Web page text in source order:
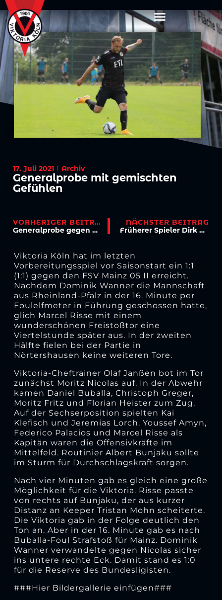
17. Juli 2021 Archiv
Generalprobe mit gemischten
Gefühlen
VORHERIGER BEITRAG
Generalprobe gegen den FSV Mainz 05 II
NÄCHSTER BEITRAG
Früherer Spieler Dirk Kaspers ist tot
Viktoria Köln hat im letzten
Vorbereitungsspiel vor Saisonstart ein 1:1
(1:1) gegen den FSV Mainz 05 II erreicht.
Nachdem Dominik Wanner die Mannschaft
aus Rheinland-Pfalz in der 16. Minute per
Foulelfmeter in Führung geschossen hatte,
glich Marcel Risse mit einem
wunderschönen Freistoßtor eine
Viertelstunde später aus. In der zweiten
Hälfte fielen bei der Partie in
Nörtershausen keine weiteren Tore.
Viktoria-Cheftrainer Olaf Janßen bot im Tor
zunächst Moritz Nicolas auf. In der Abwehr
kamen Daniel Buballa, Christoph Greger,
Moritz Fritz und Florian Heister zum Zug.
Auf der Sechserposition spielten Kai
Klefisch und Jeremias Lorch. Youssef Amyn,
Federico Palacios und Marcel Risse als
Kapitän waren die Offensivkräfte im
Mittelfeld. Routinier Albert Bunjaku sollte
im Sturm für Durchschlagskraft sorgen.
Nach vier Minuten gab es gleich eine große
Möglichkeit für die Viktoria. Risse passte
von rechts auf Bunjaku, der aus kurzer
Distanz an Keeper Tristan Mohn scheiterte.
Die Viktoria gab in der Folge deutlich den
Ton an. Aber in der 16. Minute gab es nach
Buballa-Foul Strafstoß für Mainz. Dominik
Wanner verwandelte gegen Nicolas sicher
ins untere rechte Eck. Damit stand es 1:0
für die Reserve des Bundesligisten.
###Hier Bildergallerie einfügen###